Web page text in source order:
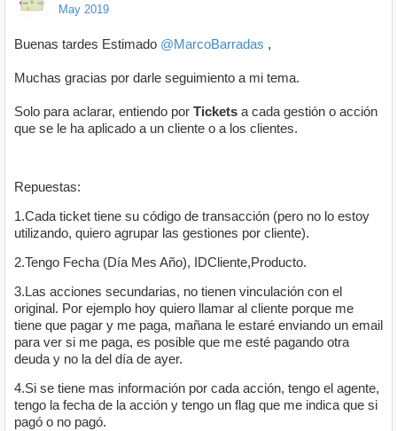
May 2019
Buenas tardes Estimado @MarcoBarradas ,
Muchas gracias por darle seguimiento a mi tema.
Solo para aclarar, entiendo por Tickets a cada gestión o acción
que se le ha aplicado a un cliente o a los clientes.
Repuestas:
1.Cada ticket tiene su código de transacción (pero no lo estoy
utilizando, quiero agrupar las gestiones por cliente).
2.Tengo Fecha (Día Mes Año), IDCliente,Producto.
3.Las acciones secundarias, no tienen vinculación con el
original. Por ejemplo hoy quiero llamar al cliente porque me
tiene que pagar y me paga, mañana le estaré enviando un email
para ver si me paga, es posible que me esté pagando otra
deuda y no la del día de ayer.
4.Si se tiene mas información por cada acción, tengo el agente,
tengo la fecha de la acción y tengo un flag que me indica que si
pagó o no pagó.